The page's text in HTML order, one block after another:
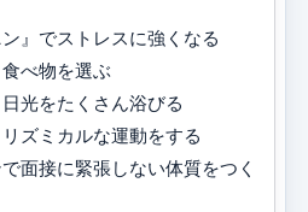
でストレスに強くなる
物を選ぶ
をたくさん浴びる
ミカルな運動をする
接に緊張しない体質をつく